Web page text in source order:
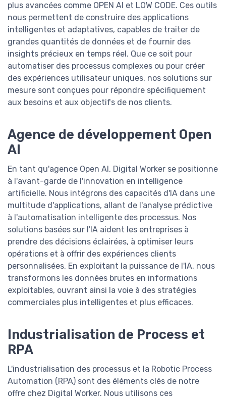
plus avancées comme OPEN AI et LOW CODE. Ces outils
nous permettent de construire des applications
intelligentes et adaptatives, capables de traiter de
grandes quantités de données et de fournir des
insights précieux en temps réel. Que ce soit pour
automatiser des processus complexes ou pour créer
des expériences utilisateur uniques, nos solutions sur
mesure sont conçues pour répondre spécifiquement
aux besoins et aux objectifs de nos clients.
Agence de développement Open
AI
En tant qu'agence Open AI, Digital Worker se positionne
à l'avant-garde de l'innovation en intelligence
artificielle. Nous intégrons des capacités d'IA dans une
multitude d'applications, allant de l'analyse prédictive
à l'automatisation intelligente des processus. Nos
solutions basées sur l'IA aident les entreprises à
prendre des décisions éclairées, à optimiser leurs
opérations et à offrir des expériences clients
personnalisées. En exploitant la puissance de l'IA, nous
transformons les données brutes en informations
exploitables, ouvrant ainsi la voie à des stratégies
commerciales plus intelligentes et plus efficaces.
Industrialisation de Process et
RPA
L'industrialisation des processus et la Robotic Process
Automation (RPA) sont des éléments clés de notre
offre chez Digital Worker. Nous utilisons ces